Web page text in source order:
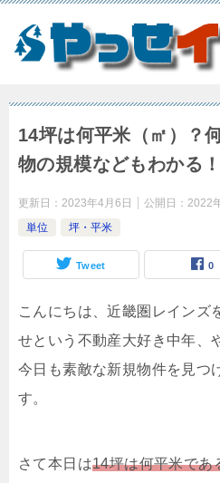
14坪は何平米（㎡）？
物の規模などもわかる！
更新日： 2023年4月6日 公開日： 2022
単位
坪・平米
Tweet 0
こんにちは、近畿圏レインズ
せという不動産大好き中年、
今日も素敵な新規物件を見つ
す。
さて本日は14坪は何平米であ